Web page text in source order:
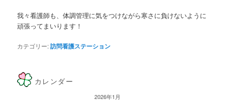
我々看護師も、体調管理に気をつけながら寒さに負けないように
頑張ってまいります！
カテゴリー:訪問看護ステーション
カレンダー
2026年1月